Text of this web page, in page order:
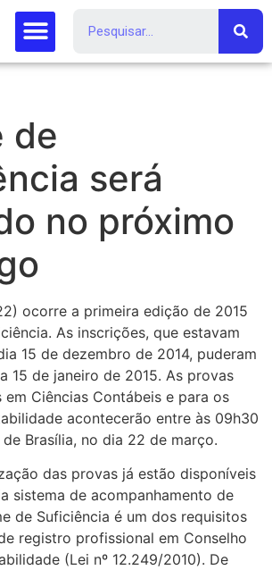
de
será
no próximo
ocorre a primeira edição de 2015
As inscrições, que estavam
15 de dezembro de 2014, puderam
15 de janeiro de 2015. As provas
em Ciências Contábeis e para os
acontecerão entre às 09h30
Brasília, no dia 22 de março.
das provas já estão disponíveis
sistema de acompanhamento de
de Suficiência é um dos requisitos
registro profissional em Conselho
(Lei nº 12.249/2010). De